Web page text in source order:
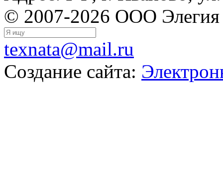
© 2007-2026 ООО Элегия
texnata@mail.ru
Создание сайта: